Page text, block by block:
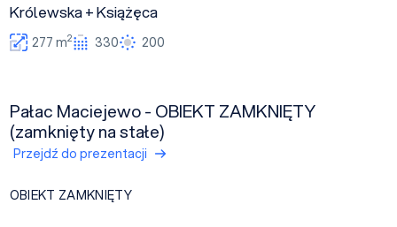
Królewska + Książęca
277 m2 330 200
Pałac Maciejewo - OBIEKT ZAMKNIĘTY
(zamknięty na stałe)
Przejdź do prezentacji
OBIEKT ZAMKNIĘTY